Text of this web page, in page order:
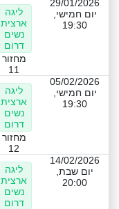
29/01/2026
יום חמישי,
19:30
ליגה
ארצית
נשים
דרום
מחזור
11
05/02/2026
יום חמישי,
19:30
ליגה
ארצית
נשים
דרום
מחזור
12
14/02/2026
יום שבת,
20:00
ליגה
ארצית
נשים
דרום